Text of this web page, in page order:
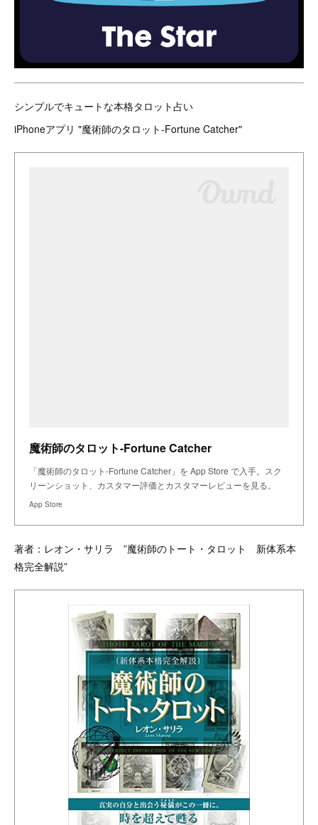
シンプルでキュートな本格タロット占い
iPhoneアプリ "魔術師のタロット-Fortune Catcher"
魔術師のタロット-Fortune Catcher
「魔術師のタロット-Fortune Catcher」を App Store で入手。スク
リーンショット、カスタマー評価とカスタマーレビューを見る。
App Store
著者：レオン・サリラ ”魔術師のトート・タロット 新体系本
格完全解説”